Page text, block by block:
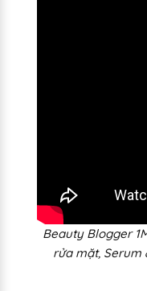
Beauty Blogger
rửa mặt, Serum